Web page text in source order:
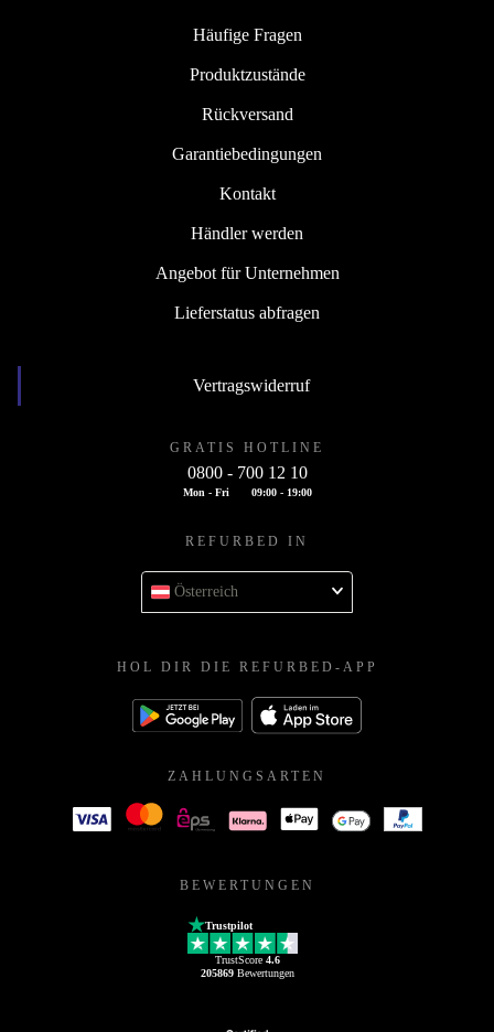
Häufige Fragen
Produktzustände
Rückversand
Garantiebedingungen
Kontakt
Händler werden
Angebot für Unternehmen
Lieferstatus abfragen
Vertragswiderruf
GRATIS HOTLINE
0800 - 700 12 10
Mon - Fri 09:00 - 19:00
REFURBED IN
Österreich
HOL DIR DIE REFURBED-APP
ZAHLUNGSARTEN
BEWERTUNGEN
Trustpilot
TrustScore 4.6
205869Bewertungen